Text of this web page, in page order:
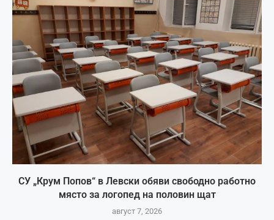
СУ „Крум Попов“ в Левски обяви свободно работно
място за логопед на половин щат
август 7, 2026